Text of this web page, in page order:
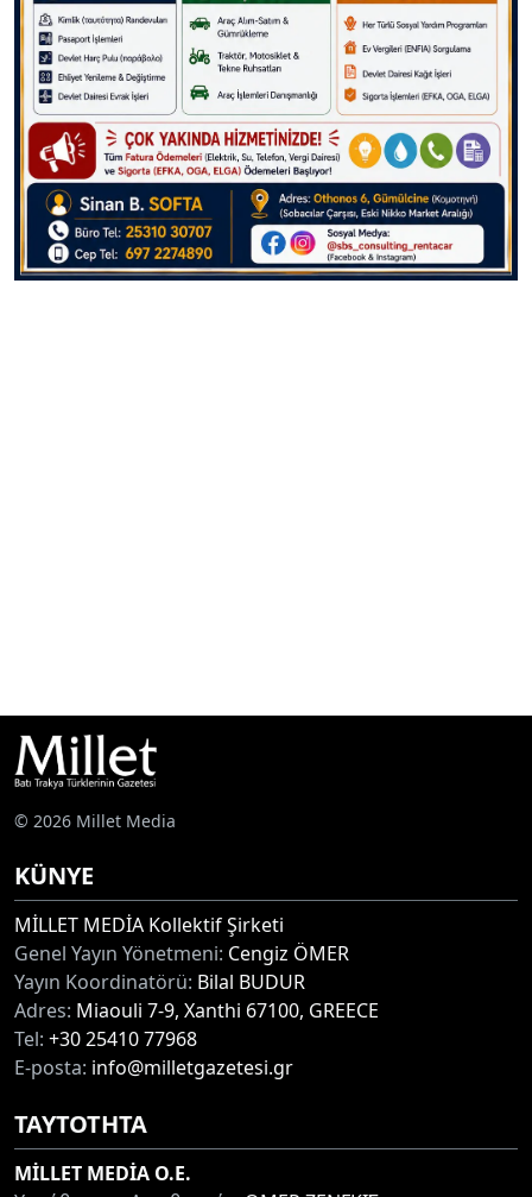
© 2026 Millet Media
KÜNYE
MİLLET MEDİA Kollektif Şirketi
Genel Yayın Yönetmeni: Cengiz ÖMER
Yayın Koordinatörü: Bilal BUDUR
Adres: Miaouli 7-9, Xanthi 67100, GREECE
Tel: +30 25410 77968
E-posta: info@milletgazetesi.gr
ΤΑΥΤΟΤΗΤΑ
MİLLET MEDİA O.E.